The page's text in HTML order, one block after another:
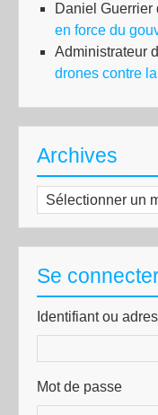
Daniel Guerrier
en force du
Administrateur
drones contre
Archives
Archives
Se
Identifiant ou
Mot de passe